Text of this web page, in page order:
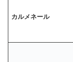
カルメネール